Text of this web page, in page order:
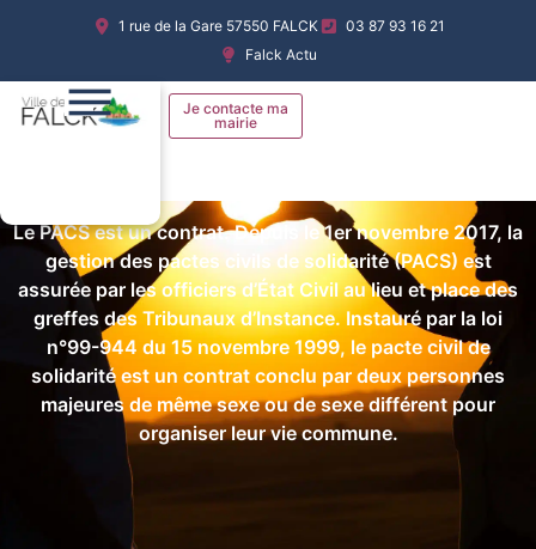
1 rue de la Gare 57550 FALCK
03 87 93 16 21
Falck Actu
Je contacte ma
mairie
PACTE CIVIL DE
SOLIDARITÉ
Le PACS est un contrat. Depuis le 1er novembre 2017, la
gestion des pactes civils de solidarité (PACS) est
assurée par les officiers d’État Civil au lieu et place des
greffes des Tribunaux d’Instance. Instauré par la loi
n°99-944 du 15 novembre 1999, le pacte civil de
solidarité est un contrat conclu par deux personnes
majeures de même sexe ou de sexe différent pour
organiser leur vie commune.